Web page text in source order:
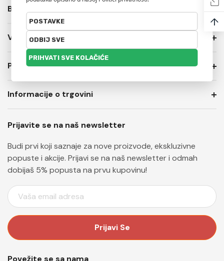
Brendovi
Više Info.
PRIVATNOST I USLOVI PRODAJE
Prijavite se na naš newsletter
Budi prvi koji saznaje za nove proizvode, ekskluzivne
popuste i akcije. Prijavi se na naš newsletter i odmah
dobijaš 5% popusta na prvu kupovinu!
E
M
I
Informacije o trgovini
Povežite se sa nama
↑